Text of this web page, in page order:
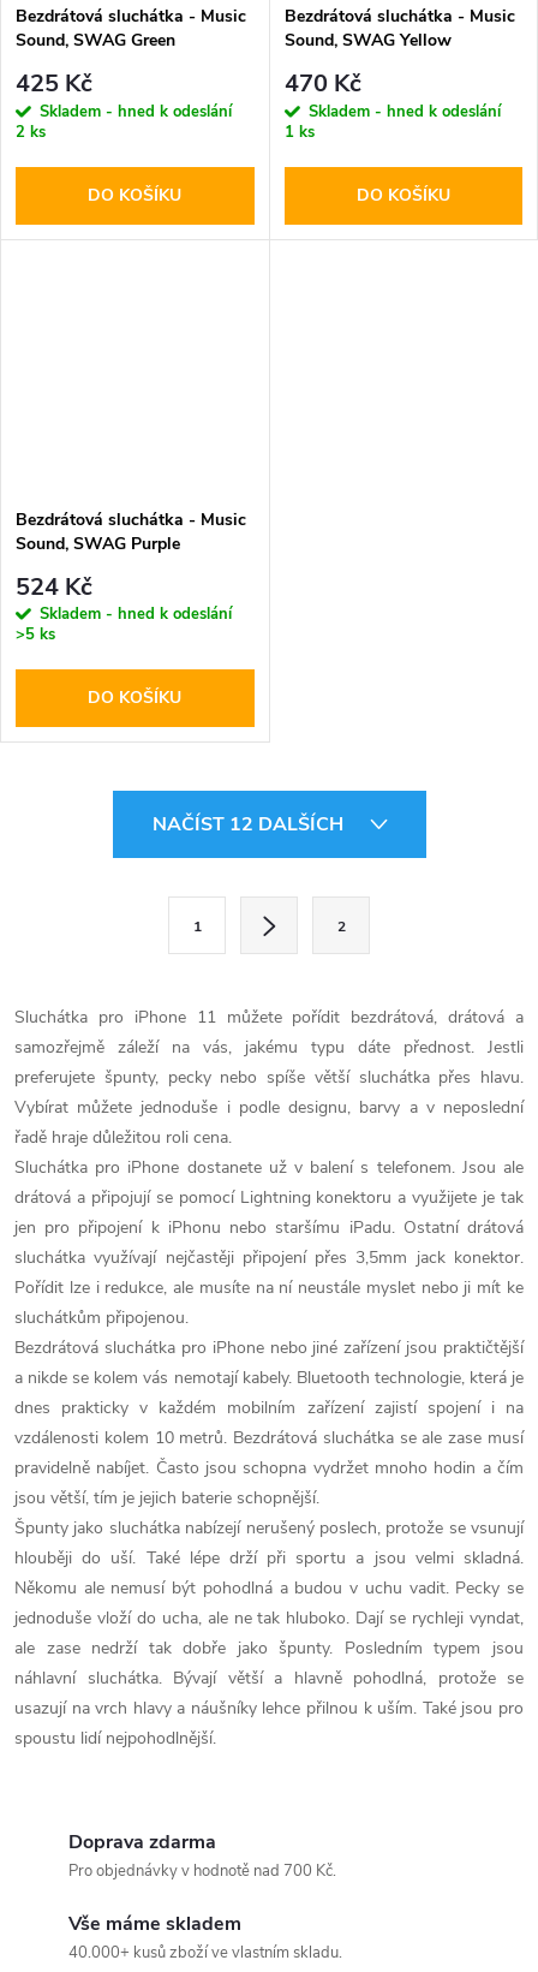
Bezdrátová sluchátka - Music
Sound, SWAG Green
425 Kč
Skladem - hned k odeslání
2 ks
DO KOŠÍKU
Bezdrátová sluchátka - Music
Sound, SWAG Yellow
470 Kč
Skladem - hned k odeslání
1 ks
DO KOŠÍKU
Bezdrátová sluchátka - Music
Sound, SWAG Purple
524 Kč
Skladem - hned k odeslání
>5 ks
DO KOŠÍKU
d
a
c
í
p
r
v
k
y
v
ý
p
i
s
u
NAČÍST 12 DALŠÍCH
á
n
k
o
v
á
n
í
1 2
Sluchátka pro iPhone 11 můžete pořídit bezdrátová, drátová a
samozřejmě záleží na vás, jakému typu dáte přednost. Jestli
preferujete špunty, pecky nebo spíše větší sluchátka přes hlavu.
Vybírat můžete jednoduše i podle designu, barvy a v neposlední
řadě hraje důležitou roli cena.
Sluchátka pro iPhone dostanete už v balení s telefonem. Jsou ale
drátová a připojují se pomocí Lightning konektoru a využijete je tak
jen pro připojení k iPhonu nebo staršímu iPadu. Ostatní drátová
sluchátka využívají nejčastěji připojení přes 3,5mm jack konektor.
Pořídit lze i redukce, ale musíte na ní neustále myslet nebo ji mít ke
sluchátkům připojenou.
Bezdrátová sluchátka pro iPhone nebo jiné zařízení jsou praktičtější
a nikde se kolem vás nemotají kabely. Bluetooth technologie, která je
dnes prakticky v každém mobilním zařízení zajistí spojení i na
vzdálenosti kolem 10 metrů. Bezdrátová sluchátka se ale zase musí
pravidelně nabíjet. Často jsou schopna vydržet mnoho hodin a čím
jsou větší, tím je jejich baterie schopnější.
Špunty jako sluchátka nabízejí nerušený poslech, protože se vsunují
hlouběji do uší. Také lépe drží při sportu a jsou velmi skladná.
Někomu ale nemusí být pohodlná a budou v uchu vadit. Pecky se
jednoduše vloží do ucha, ale ne tak hluboko. Dají se rychleji vyndat,
ale zase nedrží tak dobře jako špunty. Posledním typem jsou
náhlavní sluchátka. Bývají větší a hlavně pohodlná, protože se
usazují na vrch hlavy a náušníky lehce přilnou k uším. Také jsou pro
spoustu lidí nejpohodlnější.
Doprava zdarma
Pro objednávky v hodnotě nad 700 Kč.
Vše máme skladem
40.000+ kusů zboží ve vlastním skladu.